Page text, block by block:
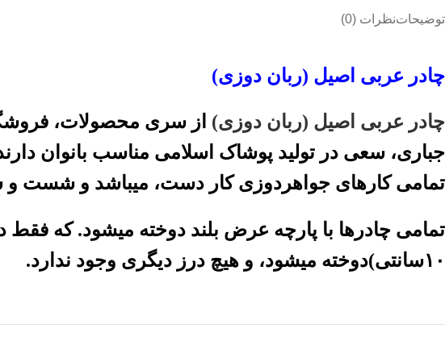
توضیحاتنظرات (0)
چادر عربی اصیل (ربان دوزی)
چادر عربی اصیل (ربان دوزی) از سری محصولات،
جباری، سعی در تولید پوشاک اسلامی مناسب بانوان
تمامی کارهای جواهردوزی کار دست، میباشد و شست و
۱۰سانتی)دوخته میشود، و هیچ درز دیگری وجود ندارد.